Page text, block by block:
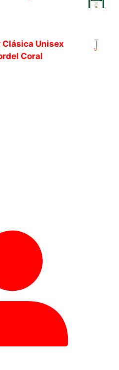
Unisex
Coral